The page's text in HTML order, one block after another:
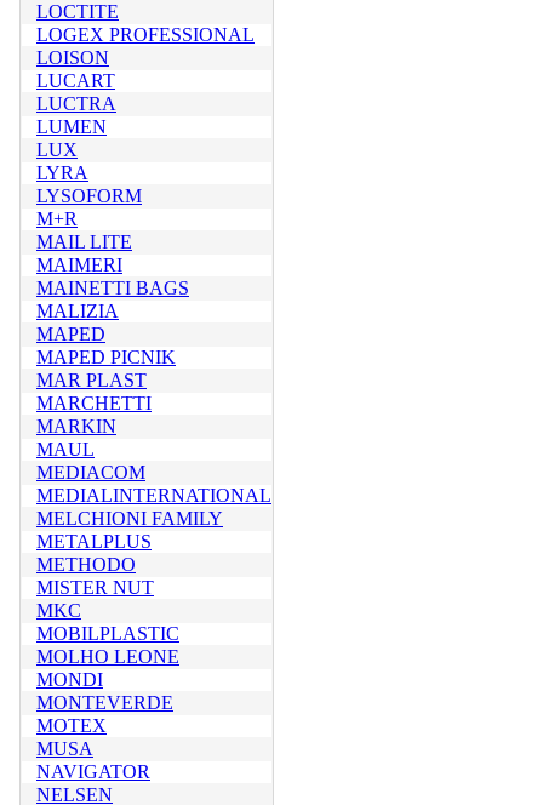
LOCTITE
LOGEX PROFESSIONAL
LOISON
LUCART
LUCTRA
LUMEN
LUX
LYRA
LYSOFORM
M+R
MAIL LITE
MAIMERI
MAINETTI BAGS
MALIZIA
MAPED
MAPED PICNIK
MAR PLAST
MARCHETTI
MARKIN
MAUL
MEDIACOM
MEDIALINTERNATIONAL
MELCHIONI FAMILY
METALPLUS
METHODO
MISTER NUT
MKC
MOBILPLASTIC
MOLHO LEONE
MONDI
MONTEVERDE
MOTEX
MUSA
NAVIGATOR
NELSEN